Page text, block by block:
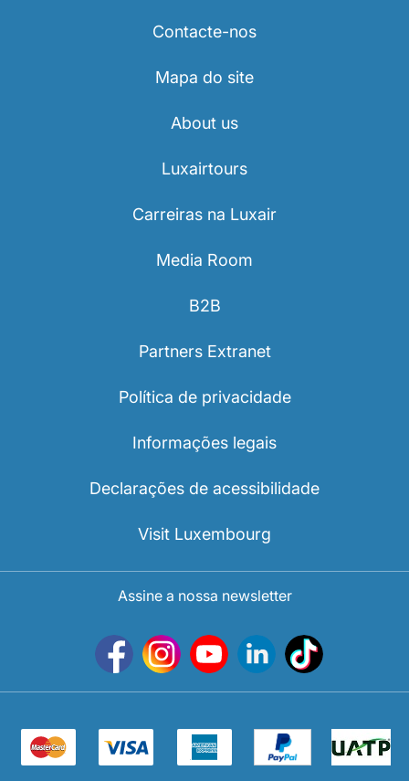
Contacte-nos
Mapa do site
About us
Luxairtours
Carreiras na Luxair
Media Room
B2B
Partners Extranet
Política de privacidade
Informações legais
Declarações de acessibilidade
Visit Luxembourg
Assine a nossa newsletter